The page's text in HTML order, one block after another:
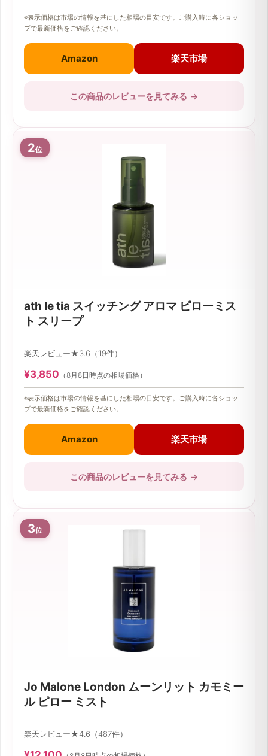
※表示価格は市場の情報を基にした相場の目安です。ご購入時に各ショッ
プで最新価格をご確認ください。
Amazon 楽天市場
この商品のレビューを見てみる →
2位
ath le tia スイッチング アロマ ピローミス
ト スリープ
楽天レビュー★3.6（19件）
¥3,850 （8月8日時点の相場価格）
※表示価格は市場の情報を基にした相場の目安です。ご購入時に各ショッ
プで最新価格をご確認ください。
Amazon 楽天市場
この商品のレビューを見てみる →
3位
Jo Malone London ムーンリット カモミー
ル ピロー ミスト
楽天レビュー★4.6（487件）